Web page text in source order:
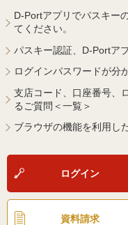
D-Portアプリでパスキー
てください。
パスキー認証、D-Portア
ログインパスワードが分
支店コード、口座番号、
るご質問＜一覧＞
ブラウザの機能を利用し
ログイン
資料請求